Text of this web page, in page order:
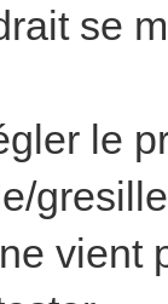
se
le
vient